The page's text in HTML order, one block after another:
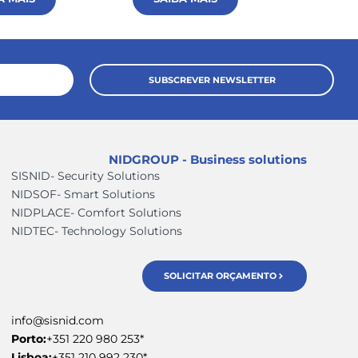
SUBSCREVER NEWSLETTER
NIDGROUP - Business solutions
SISNID- Security Solutions
NIDSOF- Smart Solutions
NIDPLACE- Comfort Solutions
NIDTEC- Technology Solutions
SOLICITAR ORÇAMENTO
info@sisnid.com
Porto:+351 220 980 253*